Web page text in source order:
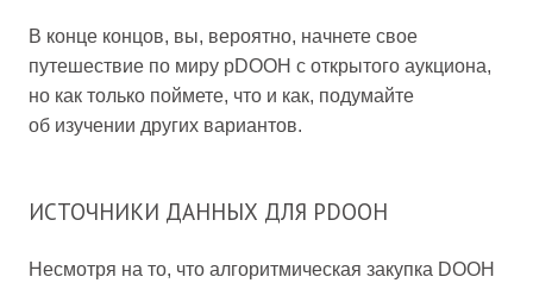
В конце концов, вы, вероятно, начнете свое
путешествие по миру pDOOH с открытого аукциона,
но как только поймете, что и как, подумайте
об изучении других вариантов.
ИСТОЧНИКИ ДАННЫХ ДЛЯ PDOOH
Несмотря на то, что алгоритмическая закупка DOOH